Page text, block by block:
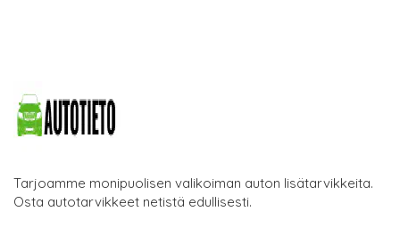
Tarjoamme monipuolisen valikoiman auton lisätarvikkeita.
Osta autotarvikkeet netistä edullisesti.